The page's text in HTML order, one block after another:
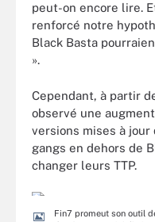
peut-on encore lire.
renforcé notre
Black Basta
».
Cependant, à partir
observé une
versions mises à jour
gangs en dehors de
changer leurs TTP.
Fin7 promeut son outil